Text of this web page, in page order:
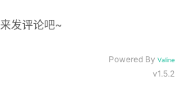
来发评论吧~
Powered By Valine
v1.5.2